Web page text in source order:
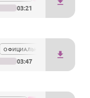
03:21
ОФИЦИАЛЬНО
03:47